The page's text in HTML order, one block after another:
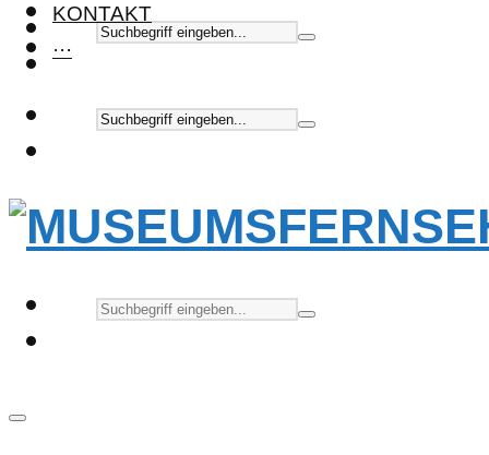
KONTAKT
···